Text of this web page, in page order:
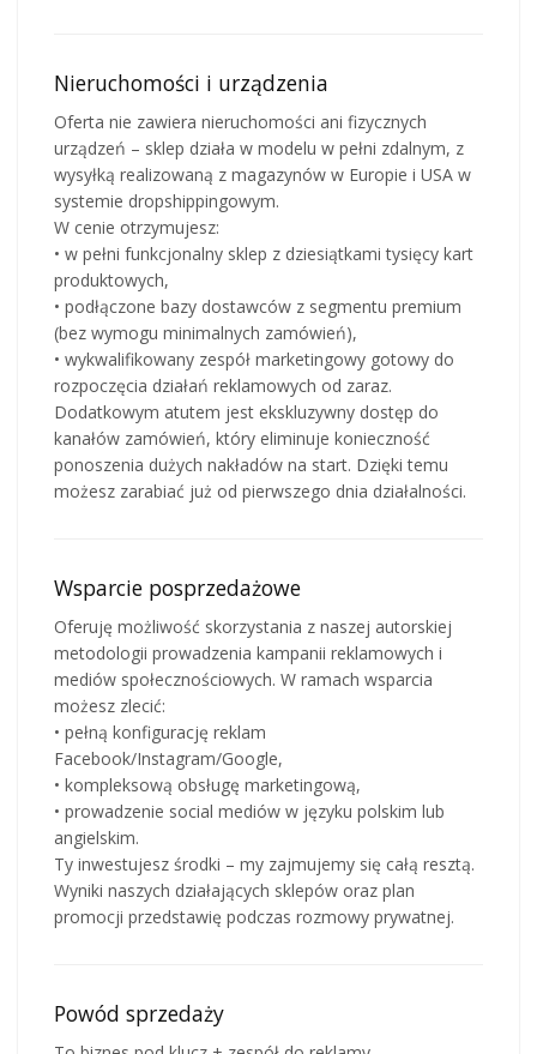
Nieruchomości i urządzenia
Oferta nie zawiera nieruchomości ani fizycznych
urządzeń – sklep działa w modelu w pełni zdalnym, z
wysyłką realizowaną z magazynów w Europie i USA w
systemie dropshippingowym.
W cenie otrzymujesz:
• w pełni funkcjonalny sklep z dziesiątkami tysięcy kart
produktowych,
• podłączone bazy dostawców z segmentu premium
(bez wymogu minimalnych zamówień),
• wykwalifikowany zespół marketingowy gotowy do
rozpoczęcia działań reklamowych od zaraz.
Dodatkowym atutem jest ekskluzywny dostęp do
kanałów zamówień, który eliminuje konieczność
ponoszenia dużych nakładów na start. Dzięki temu
możesz zarabiać już od pierwszego dnia działalności.
Wsparcie posprzedażowe
Oferuję możliwość skorzystania z naszej autorskiej
metodologii prowadzenia kampanii reklamowych i
mediów społecznościowych. W ramach wsparcia
możesz zlecić:
• pełną konfigurację reklam
Facebook/Instagram/Google,
• kompleksową obsługę marketingową,
• prowadzenie social mediów w języku polskim lub
angielskim.
Ty inwestujesz środki – my zajmujemy się całą resztą.
Wyniki naszych działających sklepów oraz plan
promocji przedstawię podczas rozmowy prywatnej.
Powód sprzedaży